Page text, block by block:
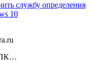
службу определения
10
ПК…